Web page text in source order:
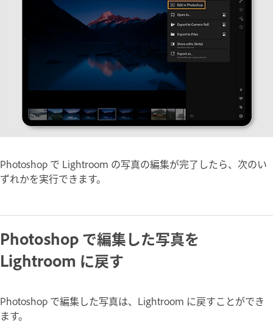
Photoshop で Lightroom の写真の編集が完了したら、次のい
ずれかを実行できます。
Photoshop で編集した写真を
Lightroom に戻す
Photoshop で編集した写真は、Lightroom に戻すことができ
ます。